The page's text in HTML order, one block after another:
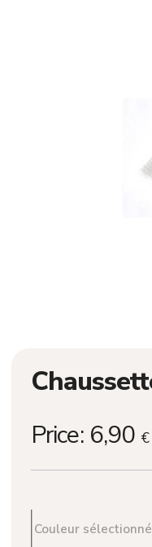
Price: 6,90 €
Couleur